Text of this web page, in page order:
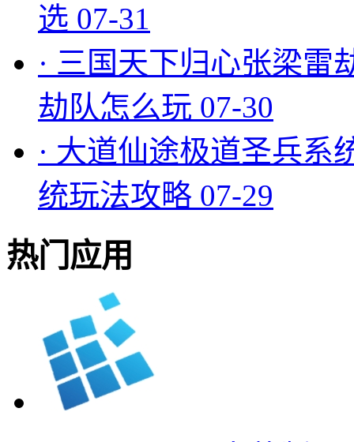
选 07-31
· 三国天下归心张梁雷
劫队怎么玩 07-30
· 大道仙途极道圣兵系
统玩法攻略 07-29
热门应用